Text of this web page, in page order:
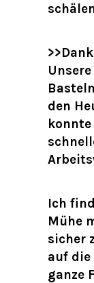
den
Ich
Mühe
sicher
auf die
ganze